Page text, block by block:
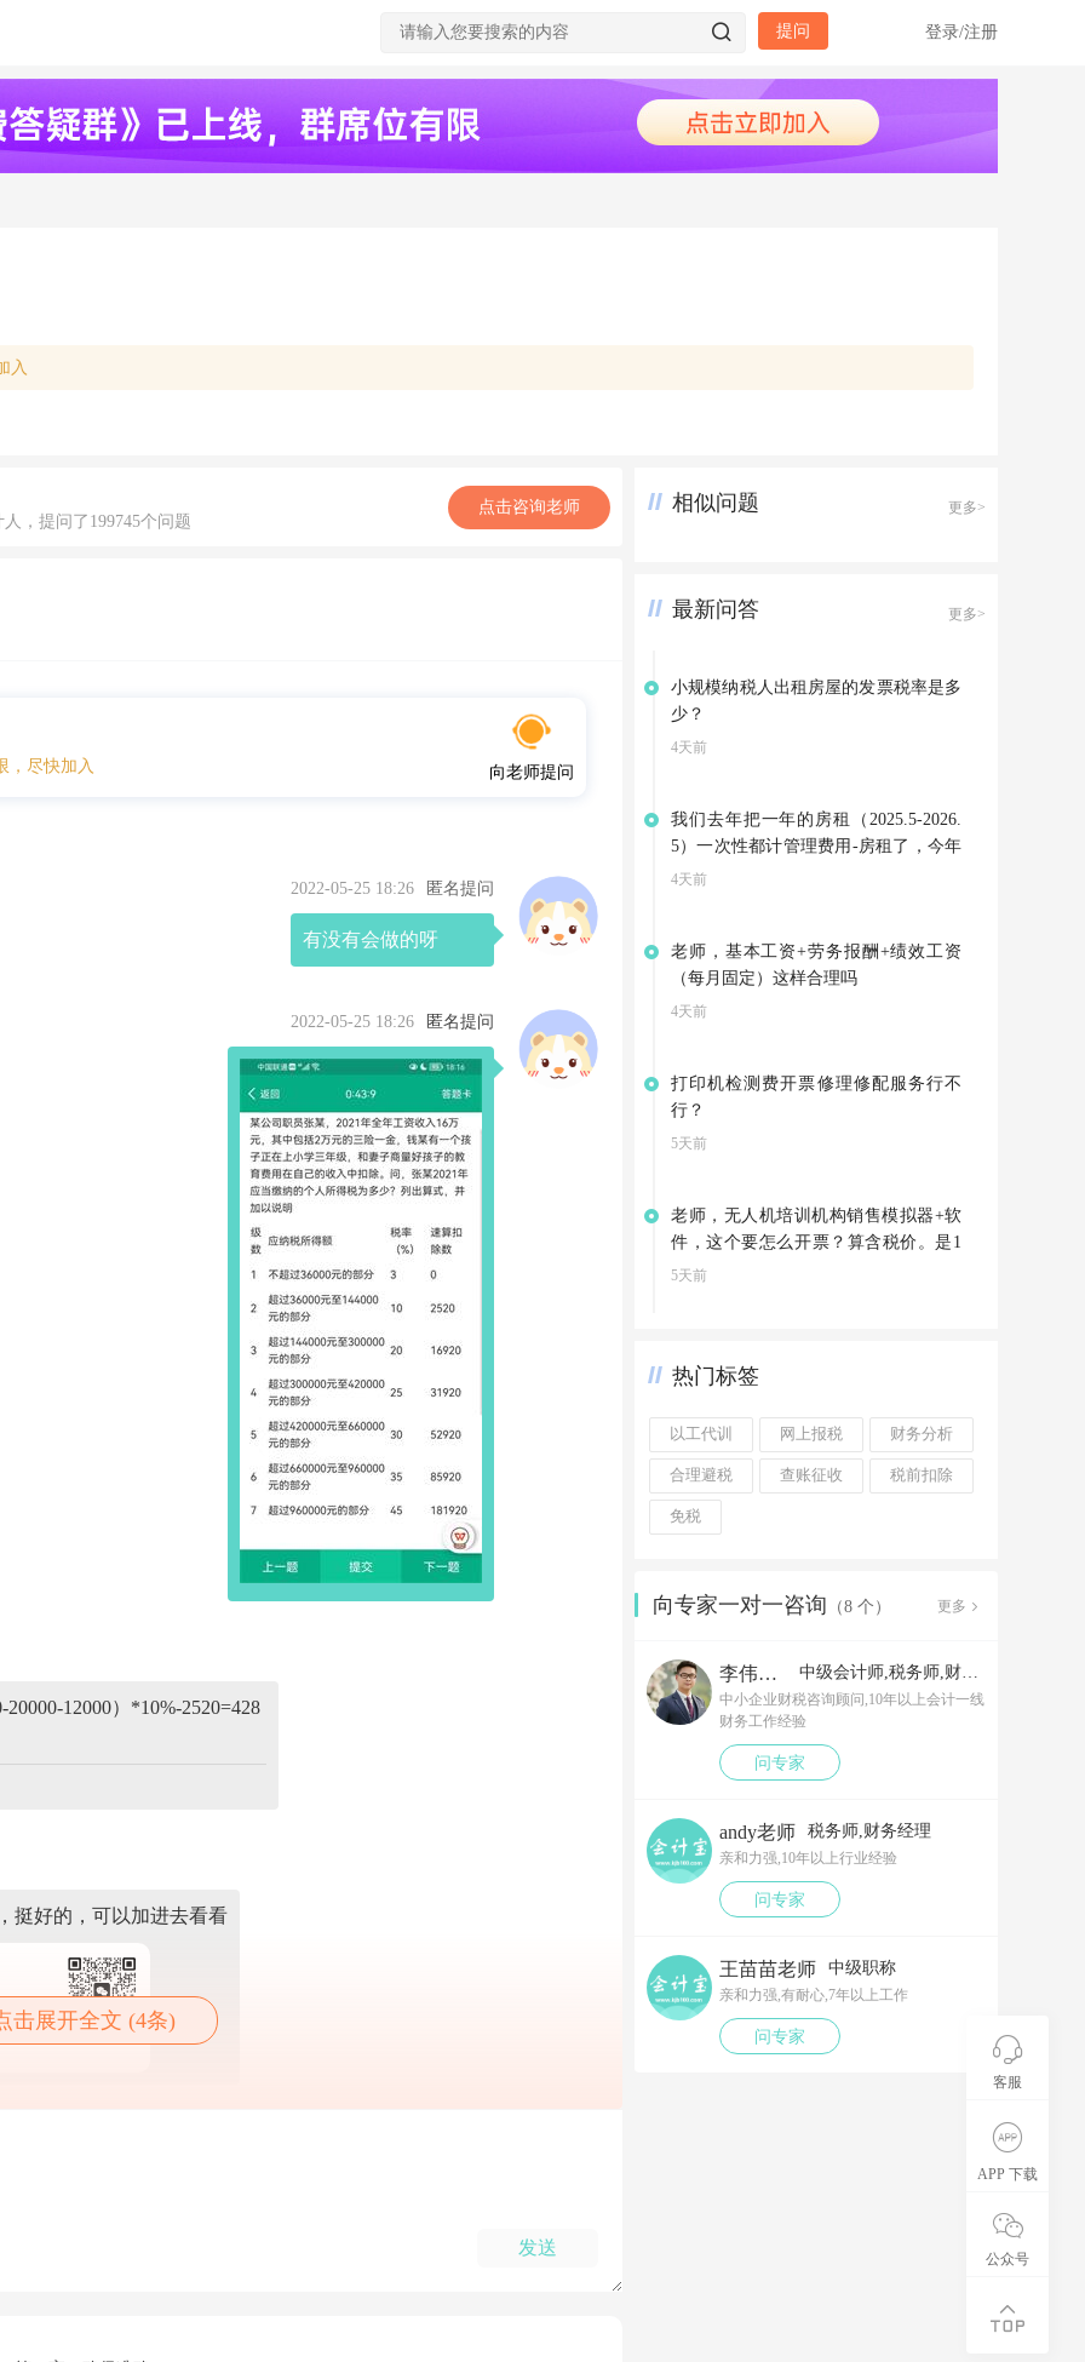
登录/注册
提问
入
，提问了199745个问题
点击咨询老师
，尽快加入
向老师提问
2022-05-25 18:26 匿名提问
有没有会做的呀
2022-05-25 18:26 匿名提问
12000）*10%-2520=428
挺好的，可以加进去看看
加入
击展开全文 (4条)
发送
相似问题 更多>
最新问答 更多>
小规模纳税人出租房屋的发票税率是多
少？
4天前
我们去年把一年的房租（2025.5-2026.
5）一次性都计管理费用-房租了，今年
因为3月份就搬到新地址了，是向别家
的退款计入其他应付款，等支付今年的
房租是在转到管理费用——房租吗？
4天前
老师，基本工资+劳务报酬+绩效工资
（每月固定）这样合理吗
4天前
打印机检测费开票修理修配服务行不
行？
5天前
老师，无人机培训机构销售模拟器+软
件，这个要怎么开票？算含税价。是1
3%吗
5天前
热门标签
以工代训 网上报税 财务分析
合理避税 查账征收 税前扣除
免税
向专家一对一咨询 （8 个） 更多
李伟老师 中级会计师,税务师,财务经理
中小企业财税咨询顾问,10年以上会计一线
财务工作经验
问专家
andy老师 税务师,财务经理
亲和力强,10年以上行业经验
问专家
王苗苗老师 中级职称
亲和力强,有耐心,7年以上工作
问专家
客服
APP 下载
公众号